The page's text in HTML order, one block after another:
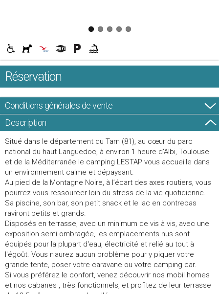
Réservation
Conditions générales de vente
Description
Situé dans le département du Tarn (81), au cœur du parc
national du haut Languedoc, à environ 1 heure d'Albi, Toulouse
et de la Méditerranée le camping LESTAP vous accueille dans
un environnement calme et dépaysant.
Au pied de la Montagne Noire, à l’écart des axes routiers, vous
pourrez vous ressourcer loin du stress de la vie quotidienne.
Sa piscine, son bar, son petit snack et le lac en contrebas
raviront petits et grands.
Disposés en terrasse, avec un minimum de vis à vis, avec une
exposition semi ombragée, les emplacements nus sont
équipés pour la plupart d'eau, électricité et relié au tout à
l'égoût. Vous n'aurez aucun problème pour y piquer votre
grande tente, poser votre caravane ou votre camping car.
Si vous préférez le confort, venez découvrir nos mobil homes
et nos cabanes , très fonctionnels, et profitez de leur terrasse